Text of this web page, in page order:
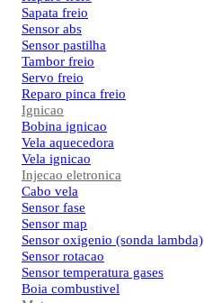
Sapata freio
Sensor abs
Sensor pastilha
Tambor freio
Servo freio
Reparo pinca freio
Ignicao
Bobina ignicao
Vela aquecedora
Vela ignicao
Injecao eletronica
Cabo vela
Sensor fase
Sensor map
Sensor oxigenio (sonda lambda)
Sensor rotacao
Sensor temperatura gases
Boia combustivel